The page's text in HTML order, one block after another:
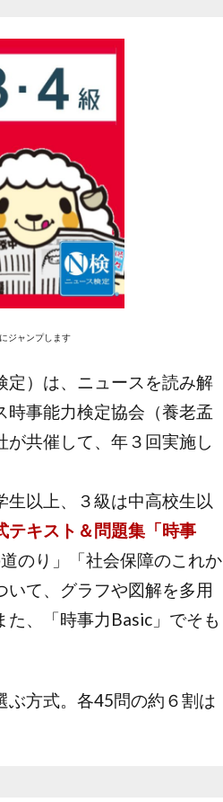
ジャンプします
定）は、ニュースを読み解
時事能力検定協会（養老孟
共催して、年３回実施し
以上、３級は中高校生以
キスト＆問題集「時事
のり」「社会保障のこれか
いて、グラフや図解を多用
、「時事力Basic」でそも
方式。各45問の約６割は